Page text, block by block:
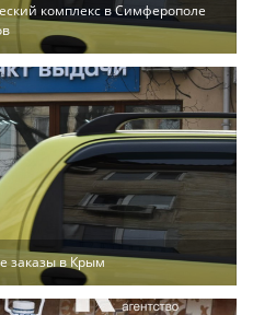
комплекс в Симферополе
заказы в Крым